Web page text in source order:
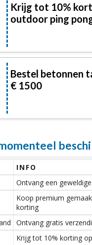
Krijg tot 10%
outdoor ping
Bestel betonnen
€ 1500
INFO
Ontvang een
Koop premium
korting
Ontvang gratis
Krijg tot 10% korting